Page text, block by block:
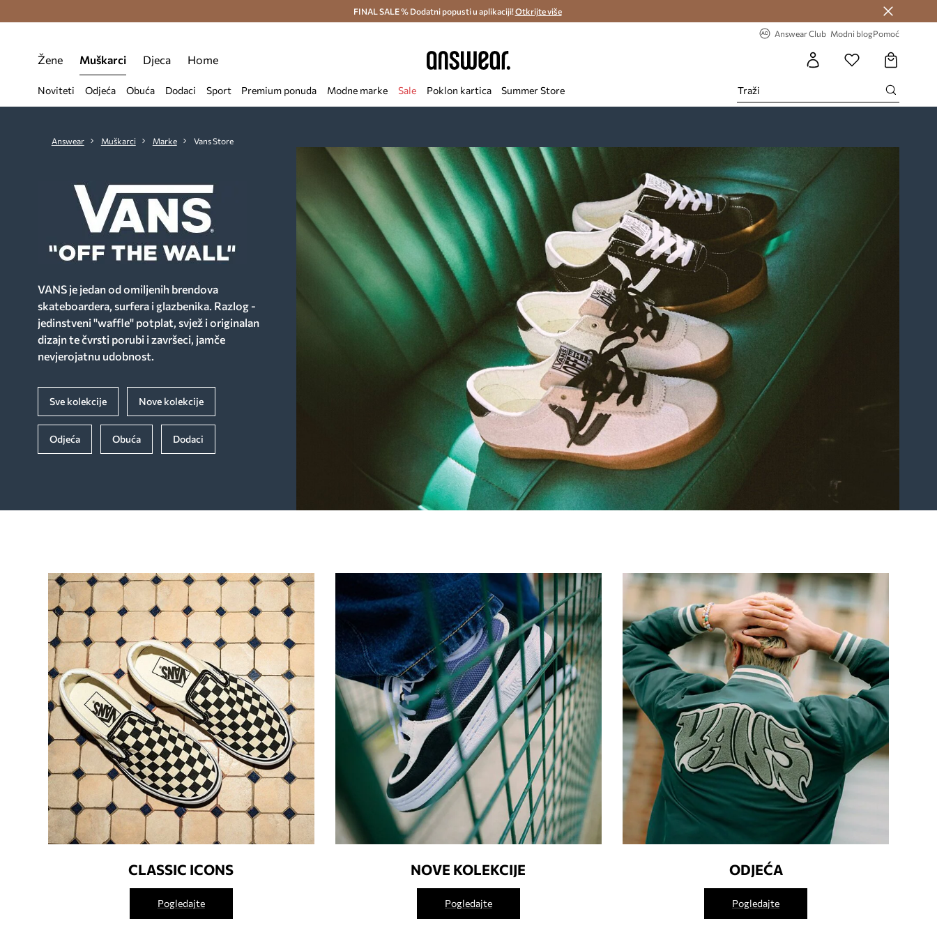
Besplatna dostava i povrat (od 70€) > Dostava u roku 48 sati >
FINAL SALE % Dodatni popusti u aplikaciji!Otkrijte više
Answear Club Modni blogPomoć
Žene Muškarci Djeca Home
Noviteti Odjeća Obuća Dodaci Sport Premium ponuda Modne marke Sale Poklon kartica Summer Store
Answear Muškarci Marke Vans Store
VANS je jedan od omiljenih brendova
skateboardera, surfera i glazbenika. Razlog -
jedinstveni "waffle" potplat, svjež i originalan
dizajn te čvrsti porubi i završeci, jamče
nevjerojatnu udobnost.
Sve kolekcije Nove kolekcije
Odjeća Obuća Dodaci
CLASSIC ICONS
Pogledajte
NOVE KOLEKCIJE
Pogledajte
ODJEĆA
Pogledajte